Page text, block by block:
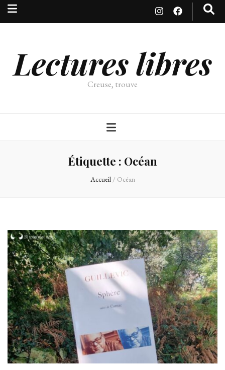
Lectures libres
Creuse, trouve
Étiquette : Océan
Accueil / Océan